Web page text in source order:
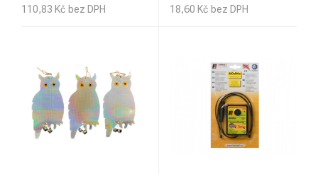
110,83 Kč bez DPH 18,60 Kč bez DPH